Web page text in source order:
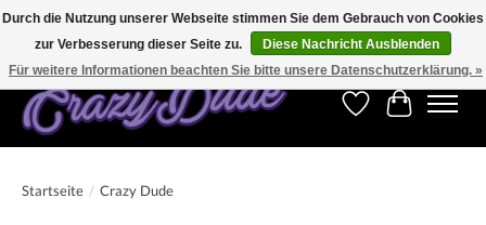
Kostenfreier Versand für Bestellungen ab 250 €. Weltweite Lieferung!
Wunschzettel
Ihr
Startseite / Crazy Dude
Durch die Nutzung unserer Webseite stimmen Sie dem Gebrauch von Cookies
zur Verbesserung dieser Seite zu.
Diese Nachricht Ausblenden
Für weitere Informationen beachten Sie bitte unsere Datenschutzerklärung. »